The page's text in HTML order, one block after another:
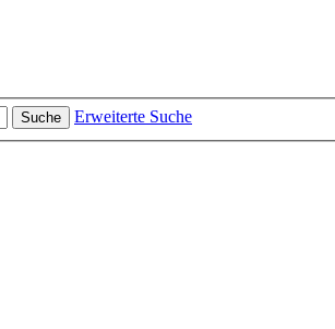
Suche
Erweiterte Suche